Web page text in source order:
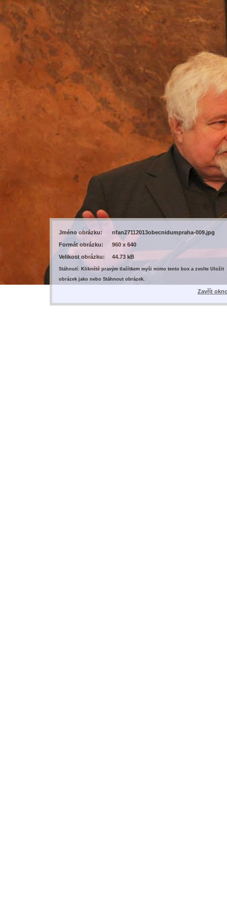
Jméno obrázku:
nfan27112013obecnidumpraha-009.jpg
Formát obrázku:
960 x 640
Velikost obrázku:
44.73 kB
Stáhnutí: Kliknětě pravým tlačítkem myši mimo tento box a zvolte Uložit
obrázek jako nebo Stáhnout obrázek.
Zavřít